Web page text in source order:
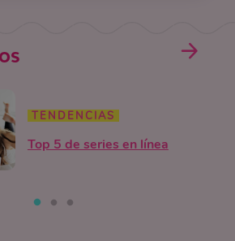
TENDENCIAS
Top 5 de series en línea